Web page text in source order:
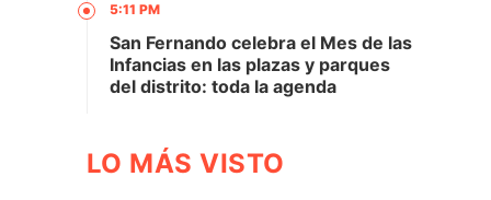
5:11 PM
San Fernando celebra el Mes de las
Infancias en las plazas y parques
del distrito: toda la agenda
LO MÁS VISTO